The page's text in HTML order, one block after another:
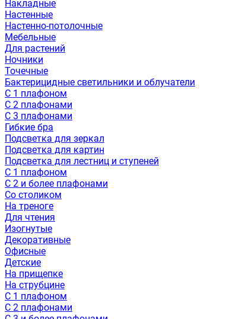
Накладные
Настенные
Настенно-потолочные
Мебельные
Для растений
Ночники
Точечные
Бактерицидные светильники и облучатели
С 1 плафоном
С 2 плафонами
С 3 плафонами
Гибкие бра
Подсветка для зеркал
Подсветка для картин
Подсветка для лестниц и ступеней
С 1 плафоном
С 2 и более плафонами
Со столиком
На треноге
Для чтения
Изогнутые
Декоративные
Офисные
Детские
На прищепке
На струбцине
С 1 плафоном
С 2 плафонами